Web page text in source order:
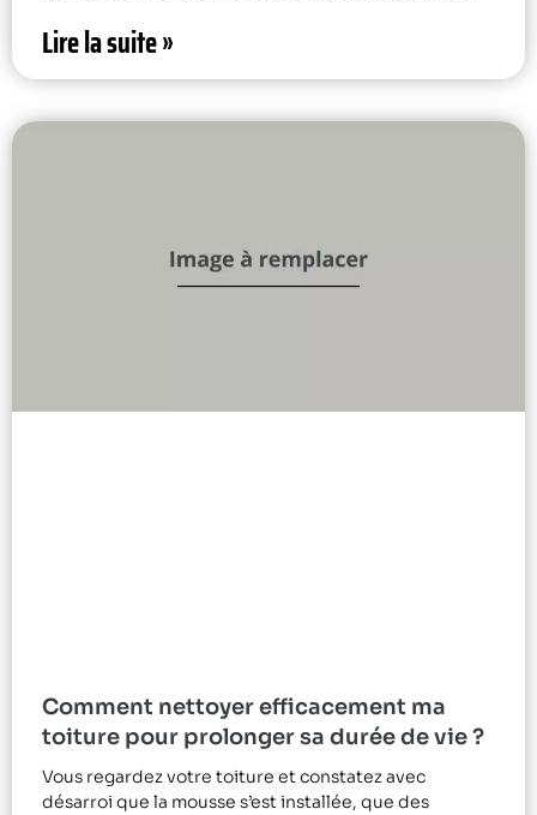
Lire la suite »
Comment nettoyer efficacement ma
toiture pour prolonger sa durée de vie ?
Vous regardez votre toiture et constatez avec
désarroi que la mousse s’est installée, que des